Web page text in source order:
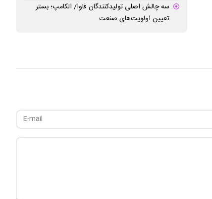
سه چالش اصلی تولیدکنندگان فاوا/ الکامپ؛ بستر
تعیین اولویت‌های صنعت